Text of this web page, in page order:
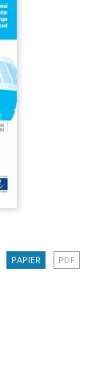
PAPIER PDF